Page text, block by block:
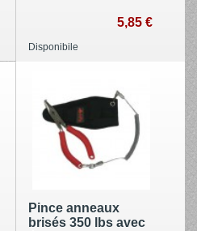
5,85 €
Disponibile
Pince anneaux
brisés 350 lbs avec